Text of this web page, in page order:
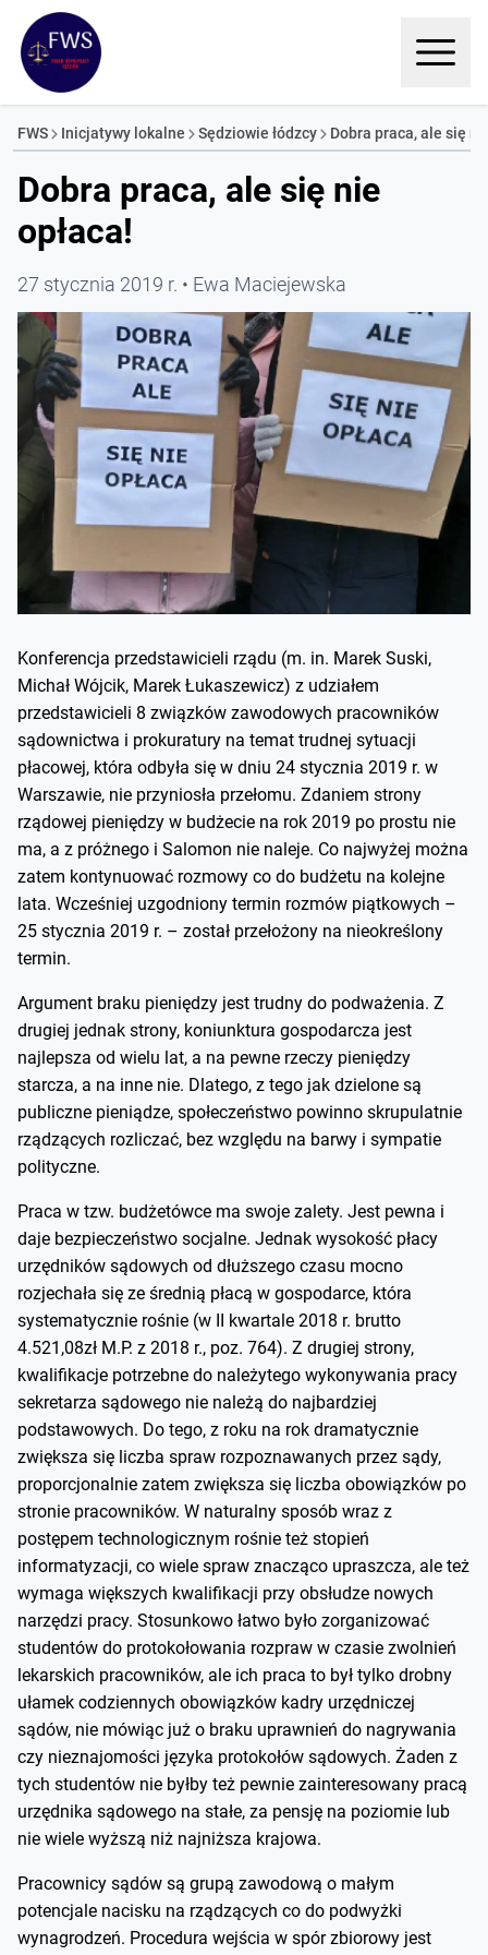
FWS Inicjatywy lokalne Sędziowie łódzcy Dobra praca, ale się
Dobra praca, ale się nie
opłaca!
27 stycznia 2019 r. Ewa Maciejewska
Konferencja przedstawicieli rządu (m. in. Marek Suski,
Michał Wójcik, Marek Łukaszewicz) z udziałem
przedstawicieli 8 związków zawodowych pracowników
sądownictwa i prokuratury na temat trudnej sytuacji
płacowej, która odbyła się w dniu 24 stycznia 2019 r. w
Warszawie, nie przyniosła przełomu. Zdaniem strony
rządowej pieniędzy w budżecie na rok 2019 po prostu nie
ma, a z próżnego i Salomon nie naleje. Co najwyżej można
zatem kontynuować rozmowy co do budżetu na kolejne
lata. Wcześniej uzgodniony termin rozmów piątkowych –
25 stycznia 2019 r. – został przełożony na nieokreślony
termin.
Argument braku pieniędzy jest trudny do podważenia. Z
drugiej jednak strony, koniunktura gospodarcza jest
najlepsza od wielu lat, a na pewne rzeczy pieniędzy
starcza, a na inne nie. Dlatego, z tego jak dzielone są
publiczne pieniądze, społeczeństwo powinno skrupulatnie
rządzących rozliczać, bez względu na barwy i sympatie
polityczne.
Praca w tzw. budżetówce ma swoje zalety. Jest pewna i
daje bezpieczeństwo socjalne. Jednak wysokość płacy
urzędników sądowych od dłuższego czasu mocno
rozjechała się ze średnią płacą w gospodarce, która
systematycznie rośnie (w II kwartale 2018 r. brutto
4.521,08zł M.P. z 2018 r., poz. 764). Z drugiej strony,
kwalifikacje potrzebne do należytego wykonywania pracy
sekretarza sądowego nie należą do najbardziej
podstawowych. Do tego, z roku na rok dramatycznie
zwiększa się liczba spraw rozpoznawanych przez sądy,
proporcjonalnie zatem zwiększa się liczba obowiązków po
stronie pracowników. W naturalny sposób wraz z
postępem technologicznym rośnie też stopień
informatyzacji, co wiele spraw znacząco upraszcza, ale też
wymaga większych kwalifikacji przy obsłudze nowych
narzędzi pracy. Stosunkowo łatwo było zorganizować
studentów do protokołowania rozpraw w czasie zwolnień
lekarskich pracowników, ale ich praca to był tylko drobny
ułamek codziennych obowiązków kadry urzędniczej
sądów, nie mówiąc już o braku uprawnień do nagrywania
czy nieznajomości języka protokołów sądowych. Żaden z
tych studentów nie byłby też pewnie zainteresowany pracą
urzędnika sądowego na stałe, za pensję na poziomie lub
nie wiele wyższą niż najniższa krajowa.
Pracownicy sądów są grupą zawodową o małym
potencjale nacisku na rządzących co do podwyżki
wynagrodzeń. Procedura wejścia w spór zbiorowy jest